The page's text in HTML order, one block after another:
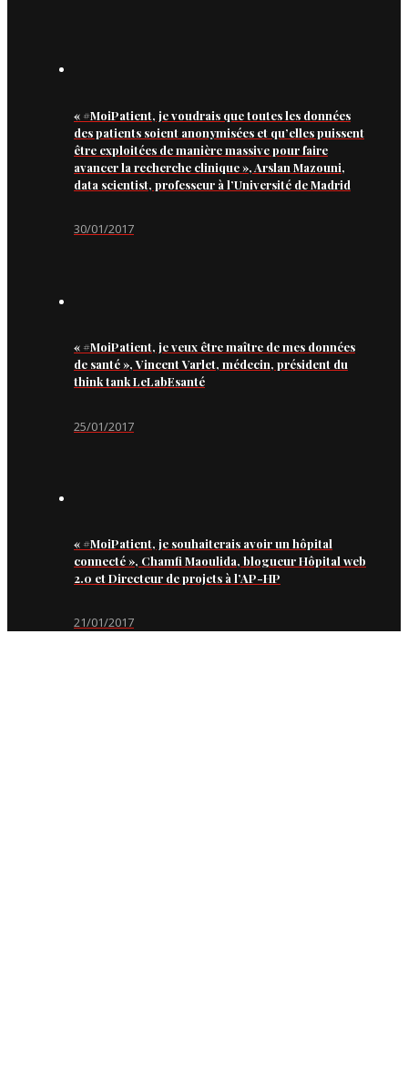
« #MoiPatient, je voudrais que toutes les données
des patients soient anonymisées et qu’elles puissent
être exploitées de manière massive pour faire
avancer la recherche clinique », Arslan Mazouni,
data scientist, professeur à l’Université de Madrid
30/01/2017
« #MoiPatient, je veux être maître de mes données
de santé », Vincent Varlet, médecin, président du
think tank LeLabEsanté
25/01/2017
« #MoiPatient, je souhaiterais avoir un hôpital
connecté », Chamfi Maoulida, blogueur Hôpital web
2.0 et Directeur de projets à l’AP-HP
21/01/2017